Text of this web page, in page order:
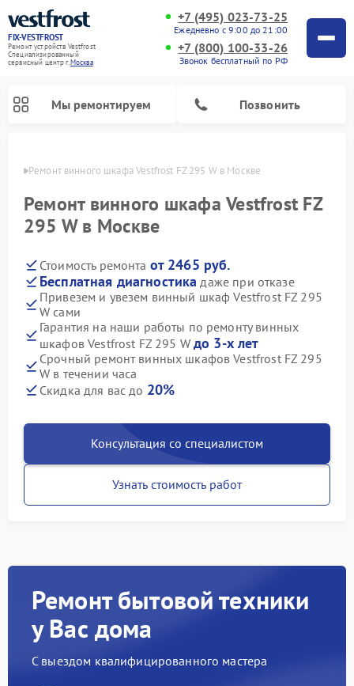
FIX-VESTFROST
Ремонт устройств Vestfrost
Специализированный
cервисный центр г.Москва
+7 (495) 023-73-25
Ежедневно с 9:00 до 21:00
+7 (800) 100-33-26
Звонок бесплатный по РФ
Мы ремонтируем Позвонить
Ремонт винного шкафа Vestfrost FZ 295 W в Москве
Ремонт винного шкафа Vestfrost FZ
295 W в Москве
Стоимость ремонта от 2465 руб.
Бесплатная диагностика даже при отказе
Привезем и увезем винный шкаф Vestfrost FZ 295
W сами
Гарантия на наши работы по ремонту винных
шкафов Vestfrost FZ 295 W до 3-х лет
Срочный ремонт винных шкафов Vestfrost FZ 295
W в течении часа
Скидка для вас до 20%
Консультация со специалистом
Узнать стоимость работ
Ремонт бытовой техники
у Вас дома
С выездом квалифицированного мастера